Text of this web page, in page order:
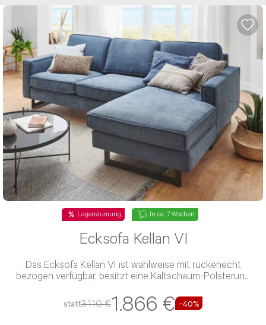
Lagerräumung In ca. 7 Wochen
Ecksofa Kellan VI
Das Ecksofa Kellan VI ist wahlweise mit rückenecht
bezogen verfügbar, besitzt eine Kaltschaum-Polsterung
statt3.110 €1.866 € -40%